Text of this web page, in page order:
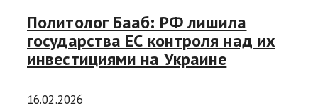
Политолог Бааб: РФ лишила
государства ЕС контроля над их
инвестициями на Украине
16.02.2026